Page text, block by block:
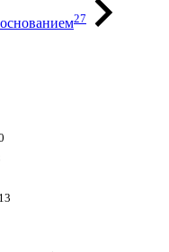
27
13